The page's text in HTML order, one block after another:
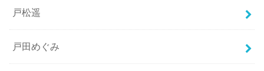
戸松遥
戸田めぐみ